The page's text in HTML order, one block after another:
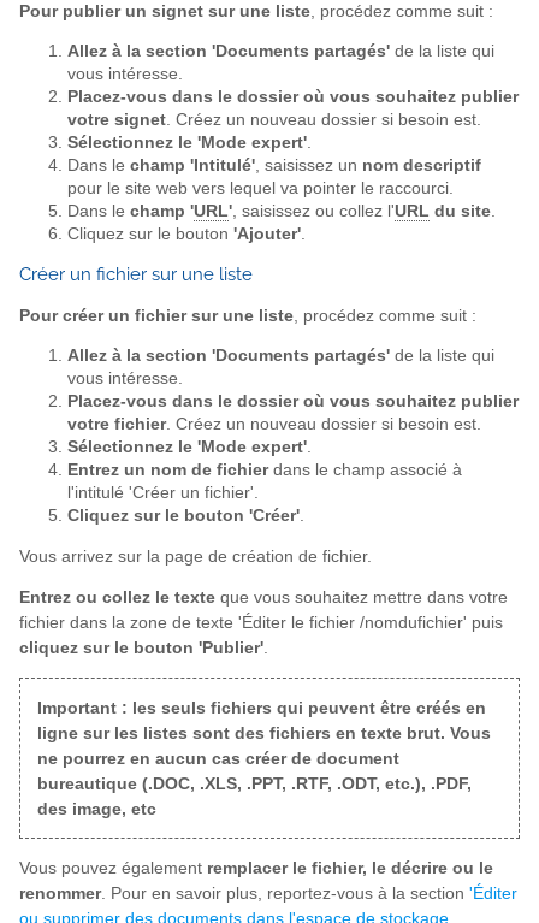
Pour publier un signet sur une liste , procédez comme suit :
Allez à la section 'Documents partagés' de la liste qui
vous intéresse.
Placez-vous dans le dossier où vous souhaitez publier
votre signet. Créez un nouveau dossier si besoin est.
Sélectionnez le 'Mode expert'.
Dans le champ 'Intitulé', saisissez un nom descriptif
pour le site web vers lequel va pointer le raccourci.
Dans le champ 'URL', saisissez ou collez l'URL du site.
Cliquez sur le bouton 'Ajouter'.
Créer un fichier sur une liste
Pour créer un fichier sur une liste , procédez comme suit :
Allez à la section 'Documents partagés' de la liste qui
vous intéresse.
Placez-vous dans le dossier où vous souhaitez publier
votre fichier. Créez un nouveau dossier si besoin est.
Sélectionnez le 'Mode expert'.
Entrez un nom de fichierdans le champ associé à
l'intitulé 'Créer un fichier'.
Cliquez sur le bouton 'Créer'.
Vous arrivez sur la page de création de fichier.
Entrez ou collez le texte que vous souhaitez mettre dans votre
fichier dans la zone de texte 'Éditer le fichier /nomdufichier' puis
cliquez sur le bouton 'Publier'.
Important : les seuls fichiers qui peuvent être créés en
ligne sur les listes sont des fichiers en texte brut. Vous
ne pourrez en aucun cas créer de document
bureautique (.DOC, .XLS, .PPT, .RTF, .ODT, etc.), .PDF,
des image, etc
Vous pouvez également remplacer le fichier, le décrire ou le
renommer. Pour en savoir plus, reportez-vous à la section 'Éditer
ou supprimer des documents dans l'espace de stockage